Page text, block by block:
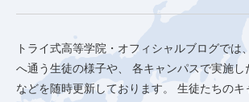
トライ式高等学院・オフィシャルブログでは
へ通う生徒の様子や、
各キャンパスで実施し
などを随時更新しております。
生徒たちのキ